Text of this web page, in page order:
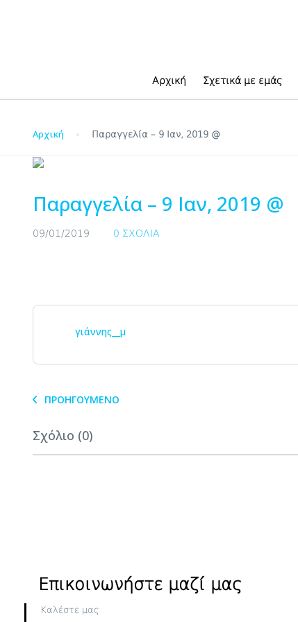
Αρχική Σχετικά με εμάς
Αρχική Παραγγελία – 9 Ιαν, 2019 @
Παραγγελία – 9 Ιαν, 2019 @
09/01/2019 0 ΣΧΌΛΙΑ
γιάννης__μ
ΠΡΟΗΓΟΎΜΕΝΟ
Σχόλιο (0)
Επικοινωνήστε μαζί μας
Καλέστε μας